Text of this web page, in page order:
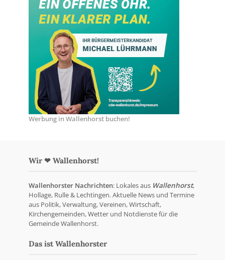
Werbung in Wallenhorst buchen!
Wir ❤ Wallenhorst!
Wallenhorster Nachrichten: Lokales aus Wallenhorst,
Hollage, Rulle & Lechtingen. Aktuelle News und Termine
aus Politik, Verwaltung, Vereinen, Wirtschaft,
Kirchengemeinden, Wetter und Notdienste für die
Gemeinde Wallenhorst.
Das ist Wallenhorster